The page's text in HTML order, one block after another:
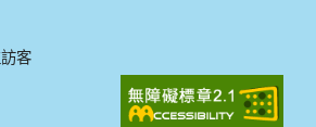
客